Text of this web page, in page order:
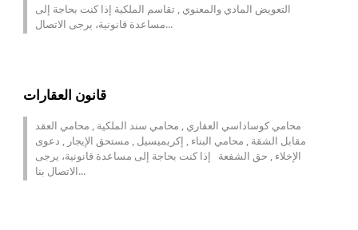
التعويض المادي والمعنوي , تقاسم الملكية إذا كنت بحاجة إلى
مساعدة قانونية، يرجى الاتصال...
قانون العقارات
محامي كوساداسي العقاري , محامي سند الملكية , محامي العقد
مقابل الشقة , محامي البناء , إكريميسيل , مستحق الإيجار , دعوى
الإخلاء , حق الشفعة إذا كنت بحاجة إلى مساعدة قانونية، يرجى
الاتصال بنا...